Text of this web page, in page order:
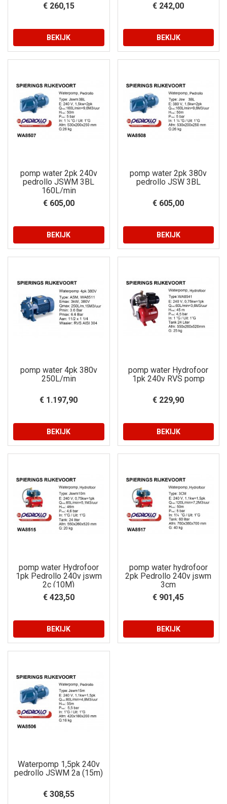
€ 260,15
BEKIJK
€ 242,00
BEKIJK
pomp water 2pk 240v
pedrollo JSWM 3BL
160L/min
€ 605,00
BEKIJK
pomp water 2pk 380v
pedrollo JSW 3BL
€ 605,00
BEKIJK
pomp water 4pk 380v
250L/min
€ 1.197,90
BEKIJK
pomp water Hydrofoor
1pk 240v RVS pomp
€ 229,90
BEKIJK
pomp water Hydrofoor
1pk Pedrollo 240v jswm
2c (10M)
€ 423,50
BEKIJK
pomp water hydrofoor
2pk Pedrollo 240v jswm
3cm
€ 901,45
BEKIJK
Waterpomp 1,5pk 240v
pedrollo JSWM 2a (15m)
€ 308,55